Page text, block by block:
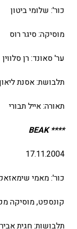
כור': שלומי ביטון
מוסיקה: סיגר רוס
ער' סאונד: רן סלווין
תלבושת: אסנת
תאורה: אייל תבורי
****
BEAK
17.11.2004
כור': מאמי
קונספט, מוסיקה
תלבושות: חגית אביר